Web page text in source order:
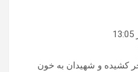
کشیده و شهیدان به خون